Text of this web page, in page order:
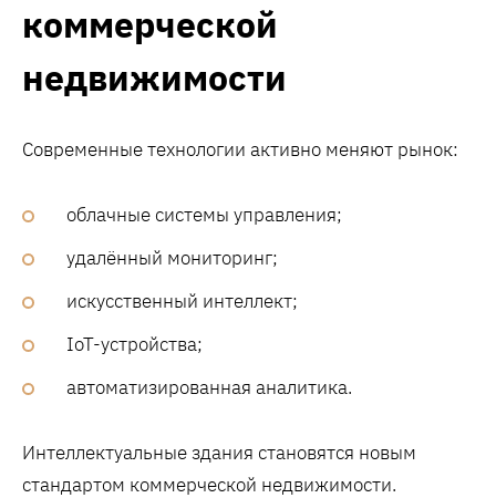
коммерческой
недвижимости
Современные технологии активно меняют рынок:
облачные системы управления;
удалённый мониторинг;
искусственный интеллект;
IoT-устройства;
автоматизированная аналитика.
Интеллектуальные здания становятся новым
стандартом коммерческой недвижимости.